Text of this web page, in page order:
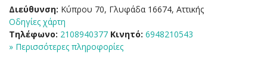
Διεύθυνση: Κύπρου 70, Γλυφάδα 16674, Αττικής
Οδηγίες χάρτη
Τηλέφωνο: 2108940377 Κινητό: 6948210543
» Περισσότερες πληροφορίες